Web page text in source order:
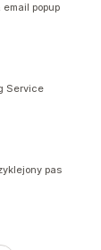
popup
Service
pas